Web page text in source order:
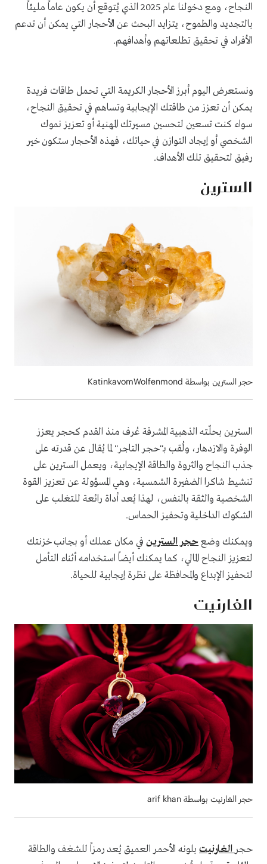
النجاح، ومع دخولنا عام 2025 الذي يُتوقع أن يكون عاماً مليئاً
بالتجديد والطموح، يتزايد البحث عن الأحجار التي يمكن أن تدعم
الأفراد في تحقيق تطلعاتهم وأهدافهم.
ونستعرض اليوم أبرز الأحجار الكريمة التي تحمل طاقات فريدة
يمكن أن تعزز من طاقتك الإيجابية وتساهم في تحقيق النجاح،
سواء كنت تسعين لتحسين مسيرتك المهنية أو تعزيز نموك
الشخصي أو إيجاد التوازن في حياتك، فهذه الأحجار ستكون خير
رفيق لتحقيق تلك الأهداف.
السترين
حجر السترين بواسطة KatinkavomWolfenmond
السترين بحلّته الذهبية المشرقة عُرف منذ القدم كحجر يعزز
الوفرة والازدهار، ولُقب بـ"حجر التاجر" لما يُقال عن قدرته على
جذب النجاح والثروة والطاقة الإيجابية، ويعمل السترين على
تنشيط شاكرا الضفيرة الشمسية، وهي المسؤولة عن تعزيز القوة
الشخصية والثقة بالنفس، لهذا يُعد أداة رائعة للتغلب على
الشكوك الداخلية وتحفيز الحماس.
ويمكنك وضعحجر السترين في مكان عملك أو بجانب خزنتك
لتعزيز النجاح المالي، كما يمكنك أيضاً استخدامه أثناء التأمل
لتحفيز الإبداع والمحافظة على نظرة إيجابية للحياة.
الغارنيت
حجر الغارنيت بواسطة arif khan
حجر الغارنيت بلونه الأحمر العميق يُعد رمزاً للشغف والطاقة